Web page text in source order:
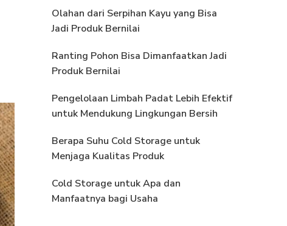
Olahan dari Serpihan Kayu yang Bisa
Jadi Produk Bernilai
Ranting Pohon Bisa Dimanfaatkan Jadi
Produk Bernilai
Pengelolaan Limbah Padat Lebih Efektif
untuk Mendukung Lingkungan Bersih
Berapa Suhu Cold Storage untuk
Menjaga Kualitas Produk
Cold Storage untuk Apa dan
Manfaatnya bagi Usaha